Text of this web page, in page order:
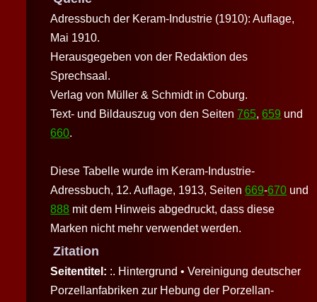
Adressbuch der Keram-Industrie (1910): Auflage,
Mai 1910.
Herausgegeben von der Redaktion des
Sprechsaal.
Verlag von Müller & Schmidt in Coburg.
Text- und Bildauszug von den Seiten765,659 und
660.
Diese Tabelle wurde im Keram-Industrie-
Adressbuch, 12. Auflage, 1913, Seiten669-670 und
888 mit dem Hinweis abgedruckt, dass diese
Marken nicht mehr verwendet werden.
Zitation
Seitentitel: :. Hintergrund • Vereinigung deutscher
Porzellanfabriken zur Hebung der Porzellan-